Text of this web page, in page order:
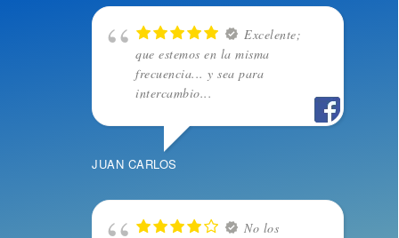
Excelente;
que estemos en la misma
frecuencia... y sea para
intercambio...
JUAN CARLOS
No los